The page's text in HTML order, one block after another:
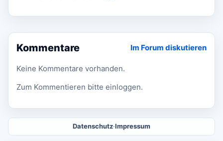
Kommentare Im Forum diskutieren
Keine Kommentare vorhanden.
Zum Kommentieren bitte einloggen.
Datenschutz·Impressum